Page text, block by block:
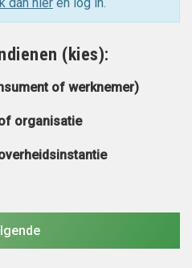
(kies):
of werknemer)
organisatie